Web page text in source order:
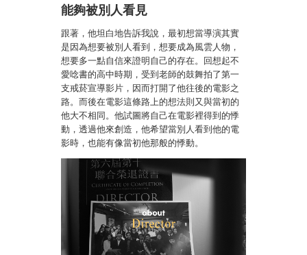
能夠被別人看見
跟著，他坦白地告訴我說，最初想當導演其實
是因為想要被別人看到，想要成為風雲人物，
想要多一點自信來證明自己的存在。回想起不
愛唸書的高中時期，受到老師的鼓舞拍了第一
支戒菸宣導影片，因而打開了他往後的電影之
路。而後在電影這條路上的想法則又與當初的
他大不相同。他試圖將自己在電影裡得到的悸
動，透過他來創造，他希望當別人看到他的電
影時，也能有像當初他那般的悸動。